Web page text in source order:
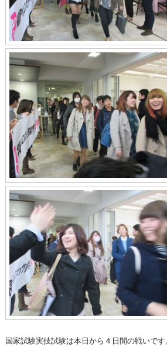
国家試験実技試験は本日から４日間の戦いで